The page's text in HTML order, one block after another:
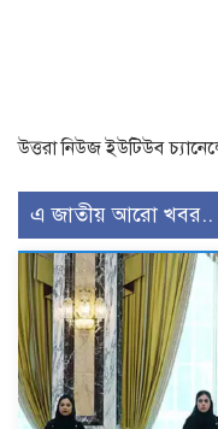
উত্তরা নিউজ ইউটিউব
এ জাতীয় আরো খবর..